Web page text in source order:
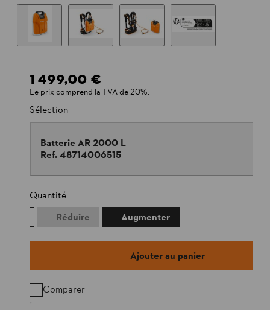
1 499,00 €
Le prix comprend la TVA de 20%.
Sélection
Batterie AR 2000 L
Ref. 48714006515
Quantité
Réduire
Augmenter
Ajouter au panier
Comparer